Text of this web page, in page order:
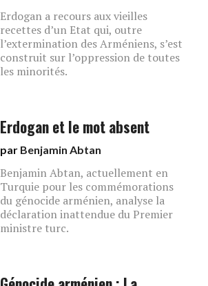
Erdogan a recours aux vieilles
recettes d’un Etat qui, outre
l’extermination des Arméniens, s’est
construit sur l’oppression de toutes
les minorités.
Erdogan et le mot absent
par Benjamin Abtan
Benjamin Abtan, actuellement en
Turquie pour les commémorations
du génocide arménien, analyse la
déclaration inattendue du Premier
ministre turc.